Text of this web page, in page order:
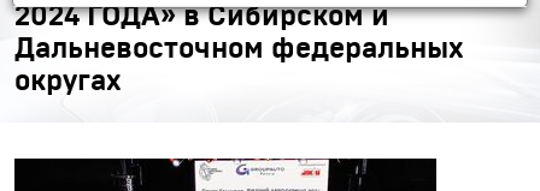
2024 ГОДА» в Сибирском и
Дальневосточном федеральных
округах